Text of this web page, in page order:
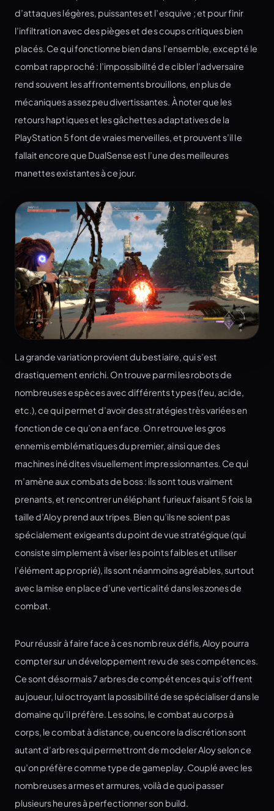
d’attaques légères, puissantes et l’esquive ; et pour finir
l’infiltration avec des pièges et des coups critiques bien
placés. Ce qui fonctionne bien dans l’ensemble, excepté le
combat rapproché : l’impossibilité de cibler l’adversaire
rend souvent les affrontements brouillons, en plus de
mécaniques assez peu divertissantes. À noter que les
retours haptiques et les gâchettes adaptatives de la
PlayStation 5 font de vraies merveilles, et prouvent s’il le
fallait encore que DualSense est l’une des meilleures
manettes existantes à ce jour.
La grande variation provient du bestiaire, qui s’est
drastiquement enrichi. On trouve parmi les robots de
nombreuses espèces avec différents types (feu, acide,
etc.), ce qui permet d’avoir des stratégies très variées en
fonction de ce qu’on a en face. On retrouve les gros
ennemis emblématiques du premier, ainsi que des
machines inédites visuellement impressionnantes. Ce qui
m’amène aux combats de boss : ils sont tous vraiment
prenants, et rencontrer un éléphant furieux faisant 5 fois la
taille d’Aloy prend aux tripes. Bien qu’ils ne soient pas
spécialement exigeants du point de vue stratégique (qui
consiste simplement à viser les points faibles et utiliser
l’élément approprié), ils sont néanmoins agréables, surtout
avec la mise en place d’une verticalité dans les zones de
combat.
Pour réussir à faire face à ces nombreux défis, Aloy pourra
compter sur un développement revu de ses compétences.
Ce sont désormais 7 arbres de compétences qui s’offrent
au joueur, lui octroyant la possibilité de se spécialiser dans le
domaine qu’il préfère. Les soins, le combat au corps à
corps, le combat à distance, ou encore la discrétion sont
autant d’arbres qui permettront de modeler Aloy selon ce
qu’on préfère comme type de gameplay. Couplé avec les
nombreuses armes et armures, voilà de quoi passer
plusieurs heures à perfectionner son build.